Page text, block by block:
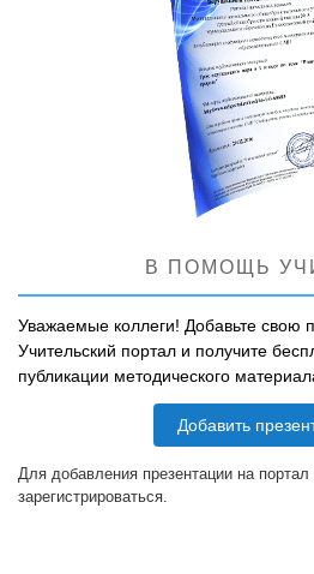
В ПОМОЩЬ
Уважаемые коллеги! Добавьте свою
Учительский портал и получите
публикации методического
Добавить
Для добавления презентации на
зарегистрироваться.